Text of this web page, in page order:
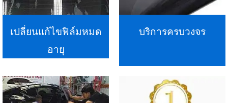
เปลี่ยนแก้ไขฟิล์มหมด
อายุ
บริการครบวงจร